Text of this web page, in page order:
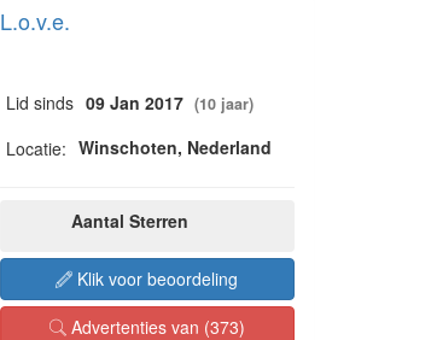
L.o.v.e.
Lid sinds 09 Jan 2017 (10 jaar)
Locatie: Winschoten, Nederland
Aantal Sterren
Klik voor beoordeling
Advertenties van (373)